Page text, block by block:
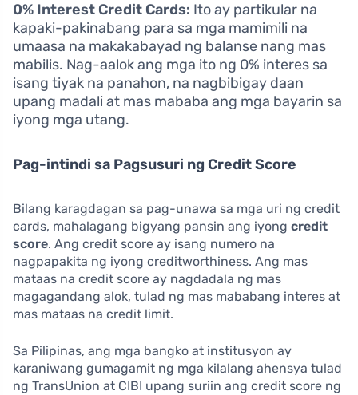
0% Interest Credit Cards: Ito ay partikular na
kapaki-pakinabang para sa mga mamimili na
umaasa na makakabayad ng balanse nang mas
mabilis. Nag-aalok ang mga ito ng 0% interes sa
isang tiyak na panahon, na nagbibigay daan
upang madali at mas mababa ang mga bayarin sa
iyong mga utang.
Pag-intindi sa Pagsusuri ng Credit Score
Bilang karagdagan sa pag-unawa sa mga uri ng credit
cards, mahalagang bigyang pansin ang iyong credit
score. Ang credit score ay isang numero na
nagpapakita ng iyong creditworthiness. Ang mas
mataas na credit score ay nagdadala ng mas
magagandang alok, tulad ng mas mababang interes at
mas mataas na credit limit.
Sa Pilipinas, ang mga bangko at institusyon ay
karaniwang gumagamit ng mga kilalang ahensya tulad
ng TransUnion at CIBI upang suriin ang credit score ng